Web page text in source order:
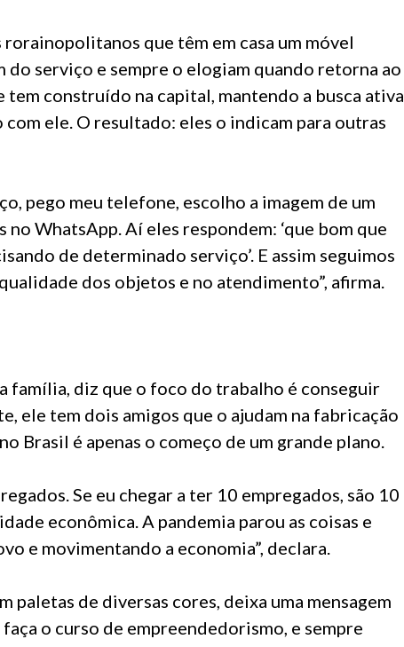
que têm em casa um móvel
do serviço e sempre o elogiam quando retorna ao
tem construído na capital, mantendo a busca ativa
ele. O resultado: eles o indicam para outras
pego meu telefone, escolho a imagem de um
WhatsApp. Aí eles respondem: ‘que bom que
de determinado serviço’. E assim seguimos
dos objetos e no atendimento”, afirma.
família, diz que o foco do trabalho é conseguir
ele tem dois amigos que o ajudam na fabricação
Brasil é apenas o começo de um grande plano.
Se eu chegar a ter 10 empregados, são 10
econômica. A pandemia parou as coisas e
e movimentando a economia”, declara.
paletas de diversas cores, deixa uma mensagem
o curso de empreendedorismo, e sempre